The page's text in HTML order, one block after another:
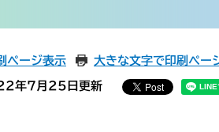
ページ表示 大きな文字で印刷ペー
年7月25日更新